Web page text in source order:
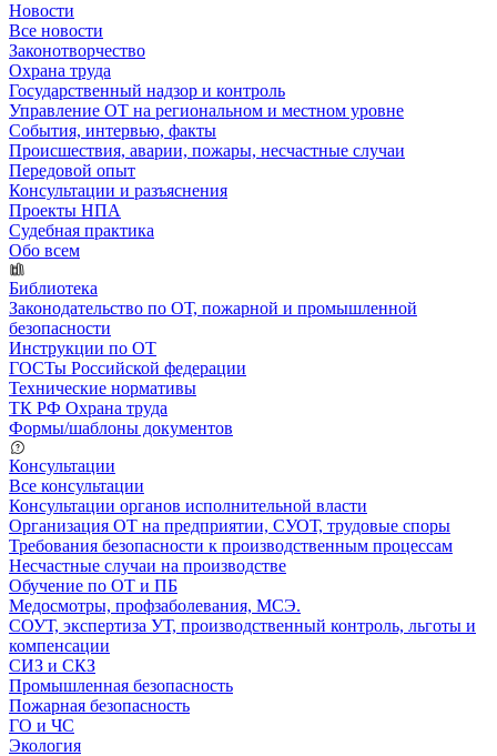
Новости
Все новости
Законотворчество
Охрана труда
Государственный надзор и контроль
Управление ОТ на региональном и местном уровне
События, интервью, факты
Происшествия, аварии, пожары, несчастные случаи
Передовой опыт
Консультации и разъяснения
Проекты НПА
Судебная практика
Обо всем
Библиотека
Законодательство по ОТ, пожарной и промышленной
безопасности
Инструкции по ОТ
ГОСТы Российской федерации
Технические нормативы
ТК РФ Охрана труда
Формы/шаблоны документов
Консультации
Все консультации
Консультации органов исполнительной власти
Организация ОТ на предприятии, СУОТ, трудовые споры
Требования безопасности к производственным процессам
Несчастные случаи на производстве
Обучение по ОТ и ПБ
Медосмотры, профзаболевания, МСЭ.
СОУТ, экспертиза УТ, производственный контроль, льготы и
компенсации
СИЗ и СКЗ
Промышленная безопасность
Пожарная безопасность
ГО и ЧС
Экология